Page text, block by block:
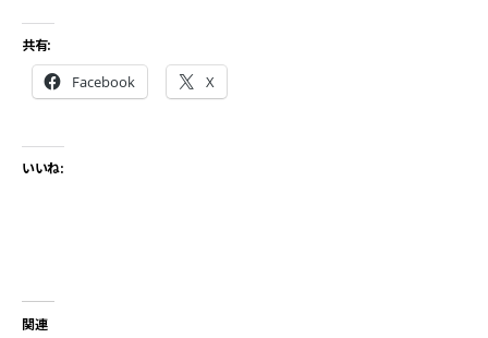
共有:
Facebook X
いいね:
関連